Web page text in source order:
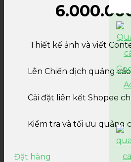
Thiết kế ảnh và viết
Lên Chiến dịch quảng cáo
Cài đặt liên kết Shopee
Kiểm tra và tối ưu quảng
Đặt hàng